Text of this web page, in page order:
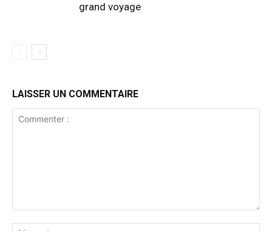
grand voyage
LAISSER UN COMMENTAIRE